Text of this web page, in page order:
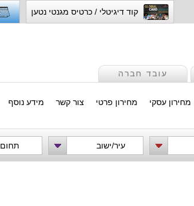
קוד דיגיטלי / כרטיס מגנטי נטען
עובד חברה
מחירון עסקי מחירון פרטי צור קשר מידע נוסף
עיר/ישוב תחום